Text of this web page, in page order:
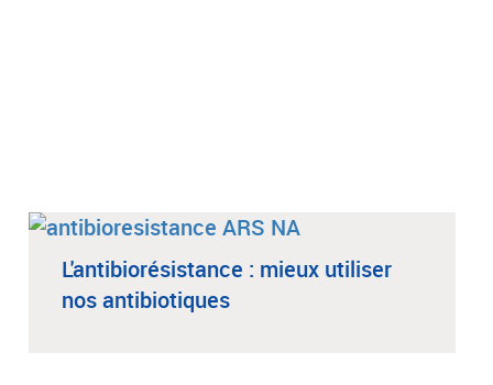
L'antibiorésistance : mieux utiliser
nos antibiotiques